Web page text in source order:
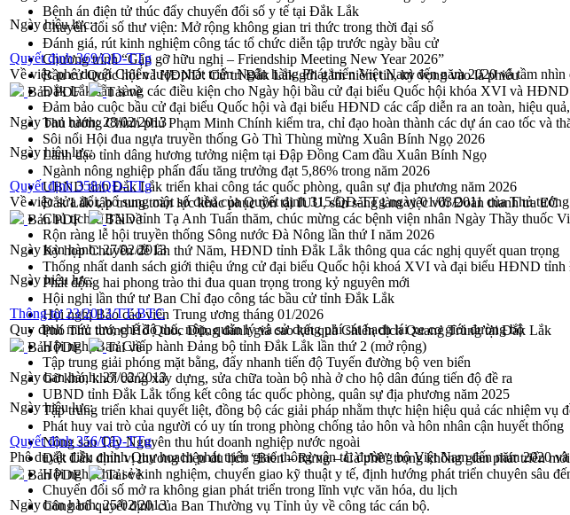
Bệnh án điện tử thúc đẩy chuyển đổi số y tế tại Đắk Lắk
Chuyển đổi số thư viện: Mở rộng không gian tri thức trong thời đại số
Đánh giá, rút kinh nghiệm công tác tổ chức diễn tập trước ngày bầu cử
Chương trình “Gặp gỡ hữu nghị – Friendship Meeting New Year 2026”
Bầu cử Quốc hội và HĐND: Cử tri Đắk Lắk gửi gắm niềm tin, kỳ vọng vào lá phiếu
Đắk Lắk sẵn sàng các điều kiện cho Ngày hội bầu cử đại biểu Quốc hội khóa XVI và HĐND
Đảm bảo cuộc bầu cử đại biểu Quốc hội và đại biểu HĐND các cấp diễn ra an toàn, hiệu
Thủ tướng Chính phủ Phạm Minh Chính kiểm tra, chỉ đạo hoàn thành các dự án cao tốc và
Sôi nổi Hội đua ngựa truyền thống Gò Thì Thùng mừng Xuân Bính Ngọ 2026
Lãnh đạo tỉnh dâng hương tưởng niệm tại Đập Đồng Cam đầu Xuân Bính Ngọ
Ngành nông nghiệp phấn đấu tăng trưởng đạt 5,86% trong năm 2026
UBND tỉnh Đắk Lắk triển khai công tác quốc phòng, quân sự địa phương năm 2026
Đắk Lắk tập trung toàn lực khắc phục tồn tại IUU, sẵn sàng làm việc với Đoàn thanh tra EC
Chủ tịch UBND tỉnh Tạ Anh Tuấn thăm, chúc mừng các bệnh viện nhân Ngày Thầy thuốc
Rộn ràng lễ hội truyền thống Sông nước Đà Nông lần thứ I năm 2026
Kỳ họp Chuyên đề lần thứ Năm, HĐND tỉnh Đắk Lắk thông qua các nghị quyết quan trọng
Thống nhất danh sách giới thiệu ứng cử đại biểu Quốc hội khoá XVI và đại biểu HĐND
Phát động hai phong trào thi đua quan trọng trong kỷ nguyên mới
Hội nghị lần thứ tư Ban Chỉ đạo công tác bầu cử tỉnh Đắk Lắk
Hội nghị Báo cáo viên Trung ương tháng 01/2026
Phó Thủ tướng Hồ Quốc Dũng đánh giá cao kết quả Chiến dịch Quang Trung tại Đắk Lắk
Hội nghị Ban Chấp hành Đảng bộ tỉnh Đắk Lắk lần thứ 2 (mở rộng)
Tập trung giải phóng mặt bằng, đẩy nhanh tiến độ Tuyến đường bộ ven biển
Gỡ khó, khởi công xây dựng, sửa chữa toàn bộ nhà ở cho hộ dân đúng tiến độ đề ra
UBND tỉnh Đắk Lắk tổng kết công tác quốc phòng, quân sự địa phương năm 2025
Tập trung triển khai quyết liệt, đồng bộ các giải pháp nhằm thực hiện hiệu quả các nhiệm vụ
Phát huy vai trò của người có uy tín trong phòng chống tảo hôn và hôn nhân cận huyết thống
Nông sản Tây Nguyên thu hút doanh nghiệp nước ngoài
Đắk Lắk định vị thương hiệu du lịch “Biển – Rừng – Cà phê” trong không gian phát triển mới
Hội nghị chia sẻ kinh nghiệm, chuyển giao kỹ thuật y tế, định hướng phát triển chuyên sâu
Chuyển đổi số mở ra không gian phát triển trong lĩnh vực văn hóa, du lịch
Công bố quyết định của Ban Thường vụ Tỉnh ủy về công tác cán bộ.
Ngày hiệu lực:
Quyết định 369/QĐ-TTg
Về việc phê duyệt Chiến lược phát triển Ngân hàng Phát triển Việt Nam đến năm 2020 và tầm nhìn
Bản PDF
Tải về
Ngày ban hành:28/02/2013
Ngày hiệu lực:
Quyết định 358/QĐ-TTg
Về việc sửa đổi, bổ sung một số điều của Quyết định 315/QĐ-TTg ngày 01/03/2011 của Thủ
Bản PDF
Tải về
Ngày ban hành:27/02/2013
Ngày hiệu lực:
Thông tư 23/2013/TT-BTC
Quy định mức thu, chế độ thu, nộp, quản lý và sử dụng phí sát hạch lái xe cơ giới đường bộ
Bản PDF
Tải về
Ngày ban hành:27/02/2013
Ngày hiệu lực:
Quyết định 356/QĐ-TTg
Phê duyệt điều chỉnh Quy hoạch phát triển giao thông vận tải đường bộ Việt Nam đến năm 2020
Bản PDF
Tải về
Ngày ban hành:25/02/2013